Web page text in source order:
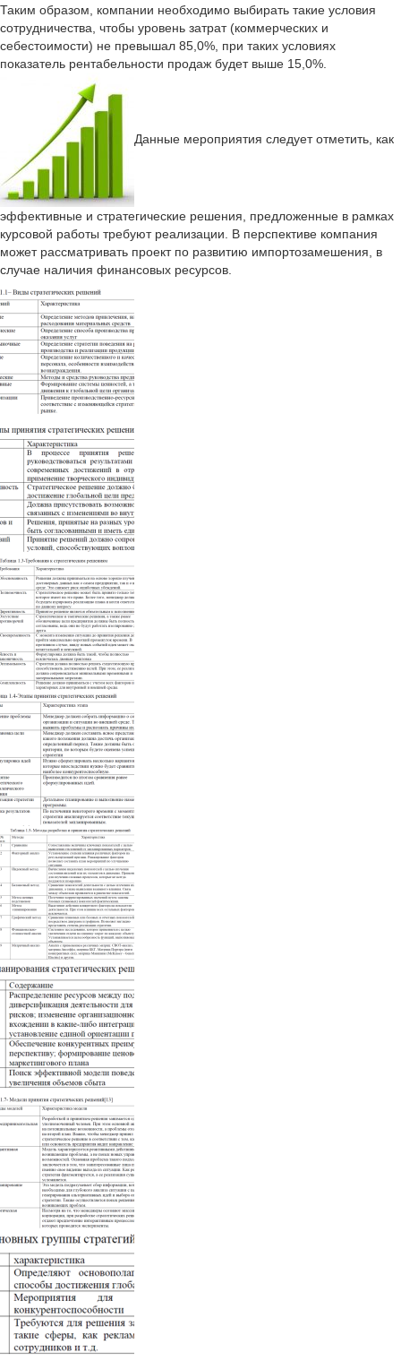
Таким образом, компании необходимо выбирать такие условия
сотрудничества, чтобы уровень затрат (коммерческих и
себестоимости) не превышал 85,0%, при таких условиях
показатель рентабельности продаж будет выше 15,0%.
Данные мероприятия следует отметить, как
эффективные и стратегические решения, предложенные в рамках
курсовой работы требуют реализации. В перспективе компания
может рассматривать проект по развитию импортозамешения, в
случае наличия финансовых ресурсов.